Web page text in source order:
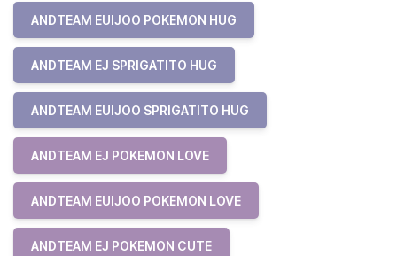
ANDTEAM EUIJOO POKEMON HUG
ANDTEAM EJ SPRIGATITO HUG
ANDTEAM EUIJOO SPRIGATITO HUG
ANDTEAM EJ POKEMON LOVE
ANDTEAM EUIJOO POKEMON LOVE
ANDTEAM EJ POKEMON CUTE